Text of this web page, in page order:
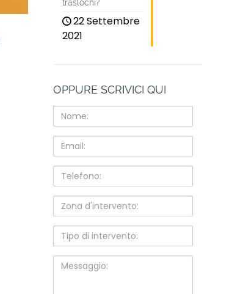
traslochi?
22 Settembre
2021
OPPURE SCRIVICI QUI
Nome:
Email:
Telefono:
Zona
d'intervento:
Tipo
di
intervento:
Messaggio: